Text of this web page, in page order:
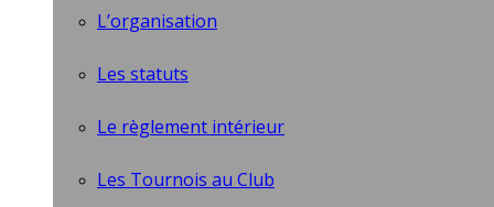
L’organisation
Les statuts
Le règlement intérieur
Les Tournois au Club